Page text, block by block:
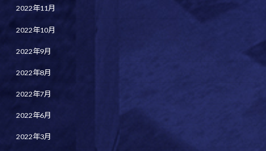
2022年11月
2022年10月
2022年9月
2022年8月
2022年7月
2022年6月
2022年3月